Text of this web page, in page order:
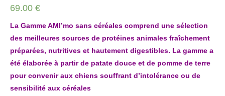
69.00 €
La Gamme AMI’mo sans céréales comprend une sélection
des meilleures sources de protéines animales fraîchement
préparées, nutritives et hautement digestibles. La gamme a
été élaborée à partir de patate douce et de pomme de terre
pour convenir aux chiens souffrant d’intolérance ou de
sensibilité aux céréales